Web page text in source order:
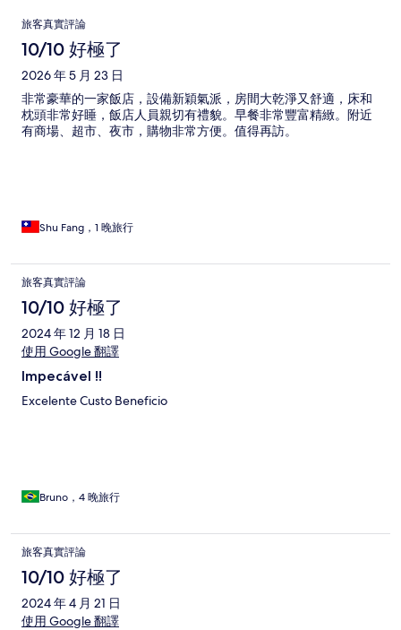
評
論
旅客真實評論
10/10 好極了
2026 年 5 月 23 日
非常豪華的一家飯店，設備新穎氣派，房間大乾淨又舒適，床和
枕頭非常好睡，飯店人員親切有禮貌。早餐非常豐富精緻。附近
有商場、超市、夜市，購物非常方便。值得再訪。
Shu Fang，1 晚旅行
旅客真實評論
10/10 好極了
2024 年 12 月 18 日
使用 Google 翻譯
Impecável !!
Excelente Custo Beneficio
Bruno，4 晚旅行
旅客真實評論
10/10 好極了
2024 年 4 月 21 日
使用 Google 翻譯